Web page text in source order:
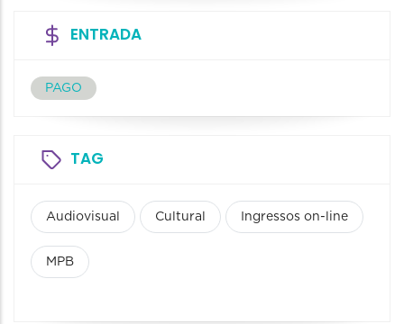
ENTRADA
PAGO
TAG
Audiovisual Cultural Ingressos on-line
MPB